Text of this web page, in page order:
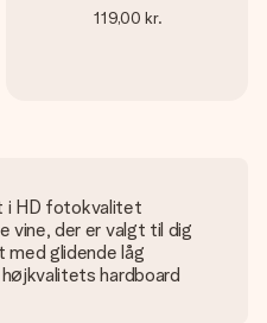
119,00 kr.
i HD fotokvalitet
vine, der er valgt til dig
med glidende låg
hardboard